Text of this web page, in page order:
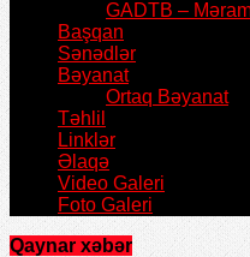
GADTB –
Başqan
Sənədlər
Bəyanat
Ortaq Bəyanat
Təhlil
Linklər
Əlaqə
Video Galeri
Foto Galeri
Qaynar xəbər